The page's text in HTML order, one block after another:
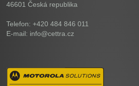
46601Česká republika
Telefon: +420 484 846 011
E-mail: info@cettra.cz